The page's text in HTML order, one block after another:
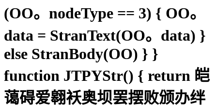
(OO。nodeType == 3) { OO。
data = StranText(OO。data) }
else StranBody(OO) } }
function JTPYStr() { return 皑
蔼碍爱翱袄奥坝罢摆败颁办绊